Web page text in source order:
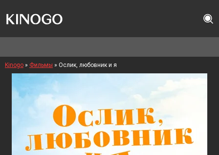
Kinogo » Фильмы » Ослик, любовник и я